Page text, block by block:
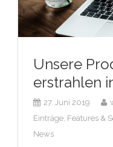
Unsere
erstrahlen
27. Juni 2019
Einträge, Features &
News